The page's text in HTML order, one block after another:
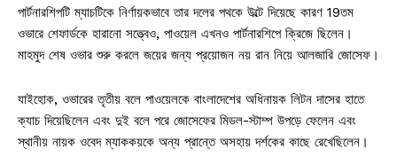
পার্টনারশিপটি ম্যাচটিকে নির্ণায়কভাবে তার দলের পথকে উল্টে দিয়েছে কারণ 19তম
ওভারে শেফার্ডকে হারানো সত্ত্বেও, পাওয়েল এখনও পার্টনারশিপে ক্রিজে ছিলেন।
মাহমুদ শেষ ওভার শুরু করলে জয়ের জন্য প্রয়োজন নয় রান নিয়ে আলজারি জোসেফ।
যাইহোক, ওভারের তৃতীয় বলে পাওয়েলকে বাংলাদেশের অধিনায়ক লিটন দাসের হাতে
ক্যাচ দিয়েছিলেন এবং দুই বলে পরে জোসেফের মিডল-স্টাম্প উপড়ে ফেলেন এবং
স্থানীয় নায়ক ওবেদ ম্যাককয়কে অন্য প্রান্তে অসহায় দর্শকের কাছে রেখেছিলেন।